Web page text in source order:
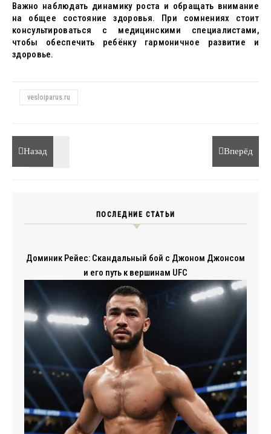
Важно наблюдать динамику роста и обращать внимание
на общее состояние здоровья. При сомнениях стоит
консультироваться с медицинскими специалистами,
чтобы обеспечить ребёнку гармоничное развитие и
здоровье.
vesloiparus.ru
Назад Вперёд
ПОСЛЕДНИЕ СТАТЬИ
Доминик Рейес: Скандальный бой с Джоном Джонсом
и его путь к вершинам UFC